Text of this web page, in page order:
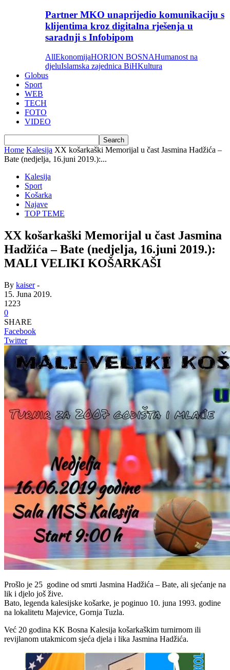
Partner MKO unaprijedio komunikaciju s
klijentima kroz digitalna rješenja u
saradnji s Infobipom
AllEkonomijaHORION BOSNAHumanost na
djeluIslamska zajednica BiHKultura
Globus
Sport
WEB
TECH
FOTO
VIDEO
Home Kalesija XX košarkaški Memorijal u čast Jasmina Hadžića –
Bate (nedjelja, 16.juni 2019.):...
Kalesija
Sport
Košarka
Najave
TOP TEME
XX košarkaški Memorijal u čast Jasmina
Hadžića – Bate (nedjelja, 16.juni 2019.):
MALI VELIKI KOŠARKAŠI
By kaiser-
15. Juna 2019.
1223
0
SHARE
Facebook
Twitter
Prošlo je 25 godine od smrti Jasmina Hadžića – Bate, ali sjećanje na
lik i djelo još žive.
Bato, legenda kalesijske košarke, je poginuo 10. juna 1993. godine
na lokalitetu Majevice, Gornja Tuzla.
Već 20 godina KK Bosna Kalesija košarkaškim turnirnom ili
revijlanom utakmicom sjeća djela i lika Jasmina Hadžića.